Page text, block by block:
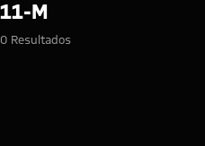
Búsqueda: 11-m
11-M
0 Resultados